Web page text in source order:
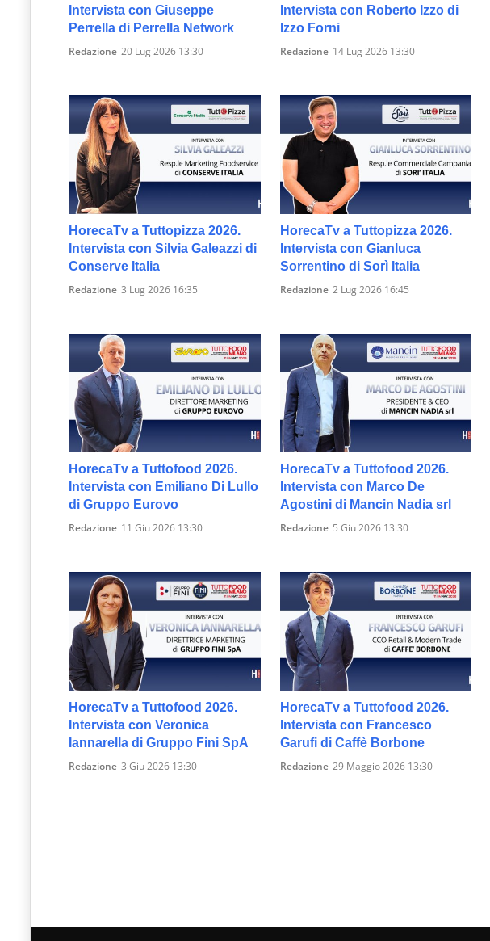
Intervista con Giuseppe
Perrella di Perrella Network
Redazione 20 Lug 2026 13:30
Intervista con Roberto Izzo di
Izzo Forni
Redazione 14 Lug 2026 13:30
HorecaTv a Tuttopizza 2026.
Intervista con Silvia Galeazzi di
Conserve Italia
Redazione 3 Lug 2026 16:35
HorecaTv a Tuttopizza 2026.
Intervista con Gianluca
Sorrentino di Sorì Italia
Redazione 2 Lug 2026 16:45
HorecaTv a Tuttofood 2026.
Intervista con Emiliano Di Lullo
di Gruppo Eurovo
Redazione 11 Giu 2026 13:30
HorecaTv a Tuttofood 2026.
Intervista con Marco De
Agostini di Mancin Nadia srl
Redazione 5 Giu 2026 13:30
HorecaTv a Tuttofood 2026.
Intervista con Veronica
Iannarella di Gruppo Fini SpA
Redazione 3 Giu 2026 13:30
HorecaTv a Tuttofood 2026.
Intervista con Francesco
Garufi di Caffè Borbone
Redazione 29 Maggio 2026 13:30